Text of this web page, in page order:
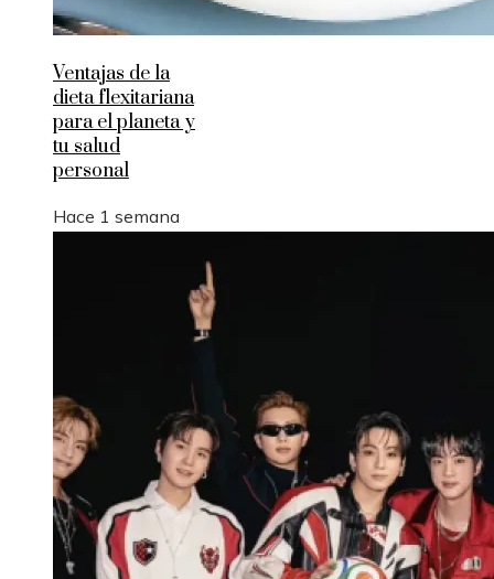
Ventajas de la
dieta flexitariana
para el planeta y
tu salud
personal
Hace 1 semana